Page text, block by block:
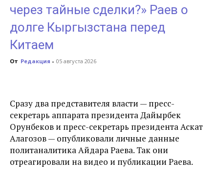
через тайные сделки?» Раев о
долге Кыргызстана перед
Китаем
От Редакция - 05 августа 2026
Сразу два представителя власти — пресс-
секретарь аппарата президента Дайырбек
Орунбеков и пресс-секретарь президента Аскат
Алагозов — опубликовали личные данные
политаналитика Айдара Раева. Так они
отреагировали на видео и публикации Раева.